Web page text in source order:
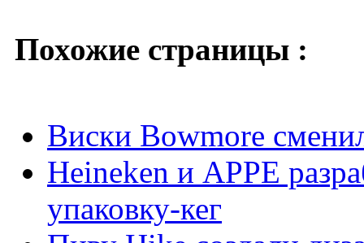
Похожие страницы :
Виски Bowmore
Heineken и APPE
упаковку-кег